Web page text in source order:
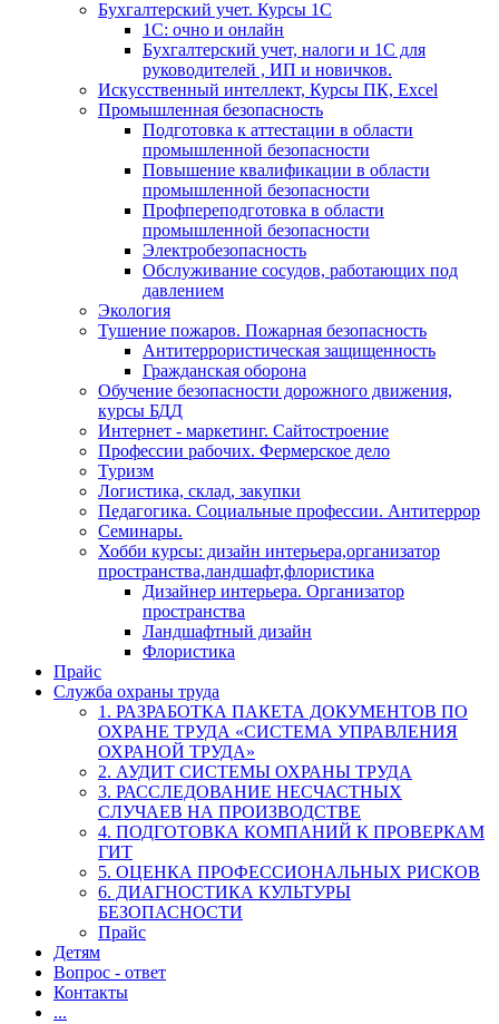
Бухгалтерский учет. Курсы 1С
1С: очно и онлайн
Бухгалтерский учет, налоги и 1С для
руководителей , ИП и новичков.
Искусственный интеллект, Курсы ПК, Excel
Промышленная безопасность
Подготовка к аттестации в области
промышленной безопасности
Повышение квалификации в области
промышленной безопасности
Профпереподготовка в области
промышленной безопасности
Электробезопасность
Обслуживание сосудов, работающих под
давлением
Экология
Тушение пожаров. Пожарная безопасность
Антитеррористическая защищенность
Гражданская оборона
Обучение безопасности дорожного движения,
курсы БДД
Интернет - маркетинг. Сайтостроение
Профессии рабочих. Фермерское дело
Туризм
Логистика, склад, закупки
Педагогика. Социальные профессии. Антитеррор
Семинары.
Хобби курсы: дизайн интерьера,организатор
пространства,ландшафт,флористика
Дизайнер интерьера. Организатор
пространства
Ландшафтный дизайн
Флористика
Прайс
Служба охраны труда
1. РАЗРАБОТКА ПАКЕТА ДОКУМЕНТОВ ПО
ОХРАНЕ ТРУДА «СИСТЕМА УПРАВЛЕНИЯ
ОХРАНОЙ ТРУДА»
2. АУДИТ СИСТЕМЫ ОХРАНЫ ТРУДА
3. РАССЛЕДОВАНИЕ НЕСЧАСТНЫХ
СЛУЧАЕВ НА ПРОИЗВОДСТВЕ
4. ПОДГОТОВКА КОМПАНИЙ К ПРОВЕРКАМ
ГИТ
5. ОЦЕНКА ПРОФЕССИОНАЛЬНЫХ РИСКОВ
6. ДИАГНОСТИКА КУЛЬТУРЫ
БЕЗОПАСНОСТИ
Прайс
Детям
Вопрос - ответ
Контакты
...